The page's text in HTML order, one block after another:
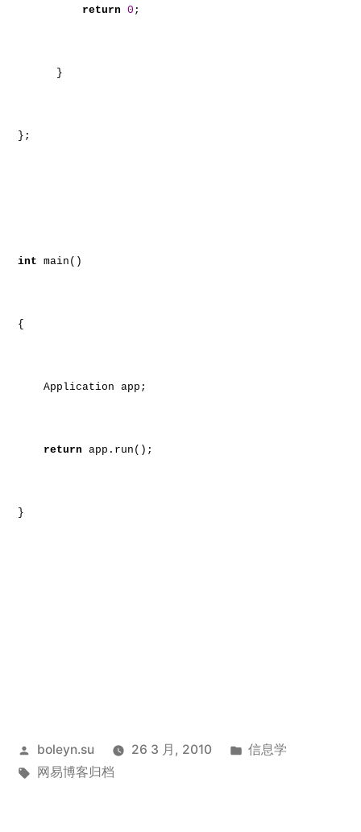
return 0 ;
}
};
int main()
{
Application app;
return app.run();
}
发
布
boleyn.su 26 3 月, 2010
发
信息学
标
网易博客归档